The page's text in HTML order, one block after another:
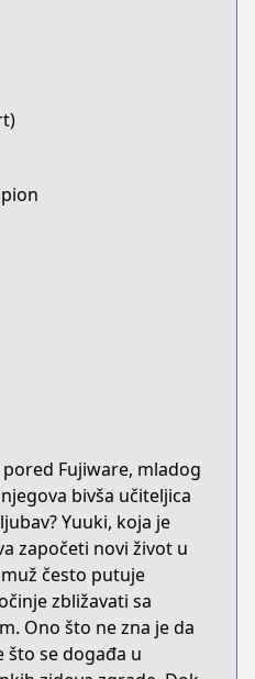
Fujiware, mladog
bivša učiteljica
Yuuki, koja je
započeti novi život u
često putuje
zbližavati sa
Ono što ne zna je da
što se događa u